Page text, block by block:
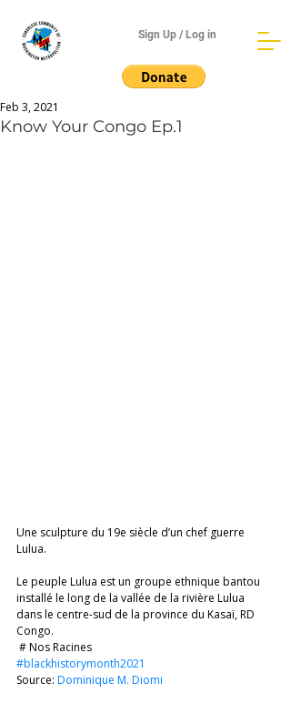
Sign Up / Log in
Know Your Congo Ep.1
Feb 3, 2021
Une sculpture du 19e siècle d’un chef guerre
Lulua.
Le peuple Lulua est un groupe ethnique bantou
installé le long de la vallée de la rivière Lulua
dans le centre-sud de la province du Kasaï, RD
Congo.
# Nos Racines
#blackhistorymonth2021
Source: Dominique M. Diomi